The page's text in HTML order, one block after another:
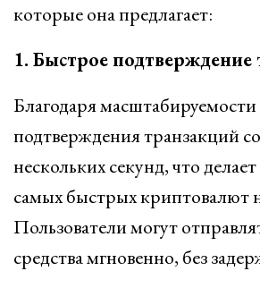
которые она предлагает:
1. Быстрое подтверждение
Благодаря
подтверждения транзакций
нескольких секунд, что
самых быстрых криптовалют
Пользователи могут
средства мгновенно, без